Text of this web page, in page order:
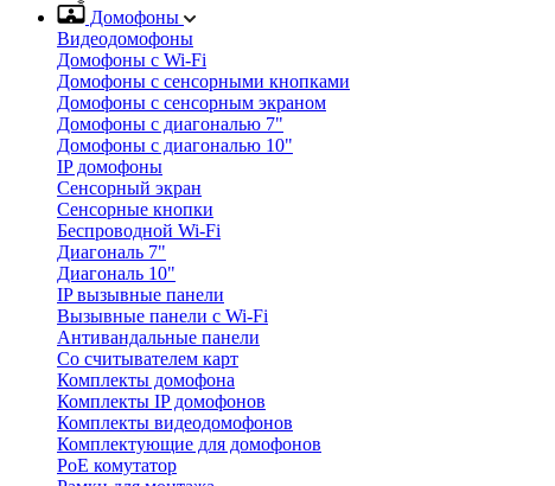
Домофоны
Видеодомофоны
Домофоны с Wi-Fi
Домофоны с сенсорными кнопками
Домофоны с сенсорным экраном
Домофоны с диагональю 7"
Домофоны с диагональю 10"
IP домофоны
Сенсорный экран
Сенсорные кнопки
Беспроводной Wi-Fi
Диагональ 7"
Диагональ 10"
IP вызывные панели
Вызывные панели с Wi-Fi
Антивандальные панели
Со считывателем карт
Комплекты домофона
Комплекты IP домофонов
Комплекты видеодомофонов
Комплектующие для домофонов
PoE комутатор